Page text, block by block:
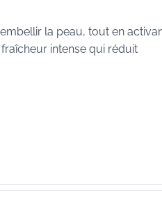
la peau, tout en
intense qui réduit